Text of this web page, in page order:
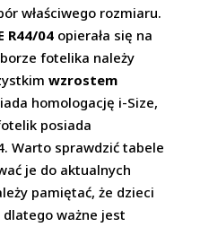
właściwego rozmiaru.
R44/04 opierała się na
fotelika należy
wzrostem
homologację i-Size,
posiada
Warto sprawdzić tabele
je do aktualnych
pamiętać, że dzieci
ważne jest